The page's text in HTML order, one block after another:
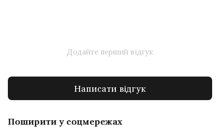
Додайте перший відгук
Написати відгук
Поширити у соцмережах